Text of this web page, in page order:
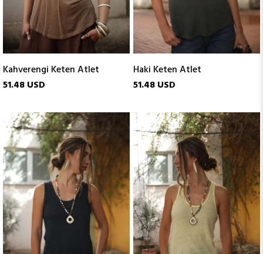
Kahverengi Keten Atlet
51.48 USD
Haki Keten Atlet
51.48 USD